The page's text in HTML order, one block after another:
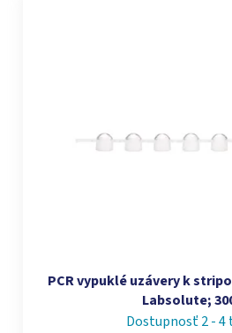
PCR vypuklé uzávery k
Labsolute;
Dostupnosť 2 - 4